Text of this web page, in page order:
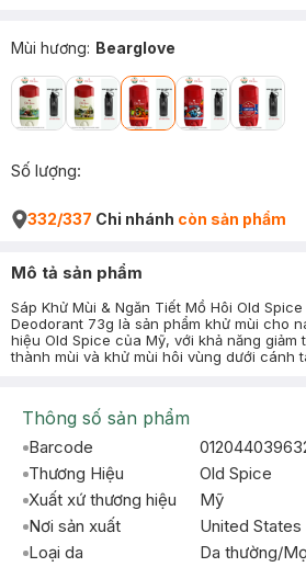
Mùi hương: Bearglove
Số lượng:
332/337 Chi nhánh còn sản phẩm
Mô tả sản phẩm
Sáp Khử Mùi & Ngăn Tiết Mồ Hôi Old
Deodorant 73g là sản phẩm khử mùi cho
hiệu Old Spice của Mỹ, với khả năng giảm
thành mùi và khử mùi hôi vùng dưới cánh
Thông số sản phẩm
Barcode
Thương Hiệu
Old Spice
Xuất xứ thương hiệu
Mỹ
Nơi sản xuất
United States
Loại da
Da thường/